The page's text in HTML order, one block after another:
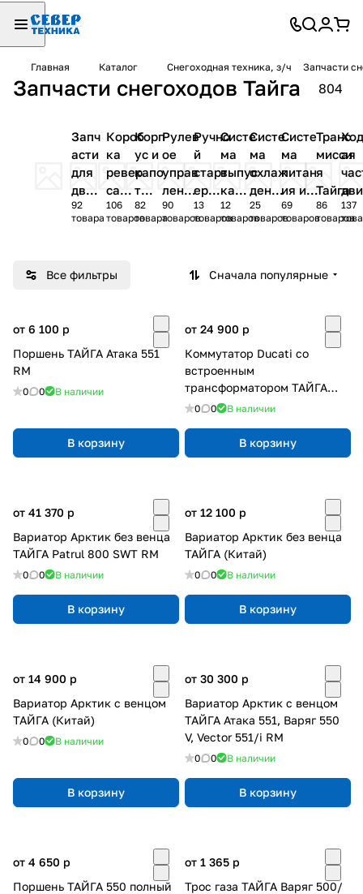
Главная Каталог Снегоходная техника, з/ч Запчасти
Запчасти снегоходов Тайга 804
Запч
асти
для
двиг
ател
ей
92
товара
Короб
ка
ревер
са
Тайга
106
товаров
Корп
ус и
капо
т
Тайг
а
82
товара
Рулев
ое
управ
ление
Тайга
90
товаров
Ручно
й
старт
ер
Тайга
13
товаров
Систе
ма
выпус
ка
Тайга
12
товаров
Систе
ма
охлаж
дения
Тайга
25
товаров
Систе
ма
питан
ия и
впуск
а
69
товаров
Транс
мисси
я
Тайга
86
товаров
ая
137
Все фильтры Сначала популярные
от 6 100 p
Поршень ТАЙГА Атака 551
RM
0 0 В наличии
В корзину
от 24 900 p
Коммутатор Ducati со
встроенным
трансформатором ТАЙГА
550, BRP RM нового образца
0 0 В наличии
В корзину
от 41 370 p
Вариатор Арктик без венца
ТАЙГА Patrul 800 SWT RM
0 0 В наличии
В корзину
от 12 100 p
Вариатор Арктик без венца
ТАЙГА (Китай)
0 0 В наличии
В корзину
от 14 900 p
Вариатор Арктик с венцом
ТАЙГА (Китай)
0 0 В наличии
В корзину
от 30 300 p
Вариатор Арктик с венцом
ТАЙГА Атака 551, Варяг 550
V, Vector 551/i RM
0 0 В наличии
В корзину
от 4 650 p
Поршень ТАЙГА 550 полный
от 1 365 p
Трос газа ТАЙГА Варяг 500/